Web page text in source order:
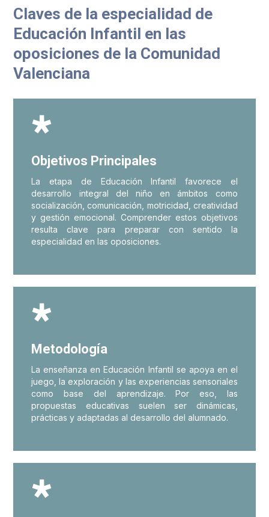
Claves de la especialidad de
Educación Infantil en las
oposiciones de la Comunidad
Valenciana

Objetivos Principales
La etapa de Educación Infantil favorece el
desarrollo integral del niño en ámbitos como
socialización, comunicación, motricidad, creatividad
y gestión emocional. Comprender estos objetivos
resulta clave para preparar con sentido la
especialidad en las oposiciones.

Metodología
La enseñanza en Educación Infantil se apoya en el
juego, la exploración y las experiencias sensoriales
como base del aprendizaje. Por eso, las
propuestas educativas suelen ser dinámicas,
prácticas y adaptadas al desarrollo del alumnado.
